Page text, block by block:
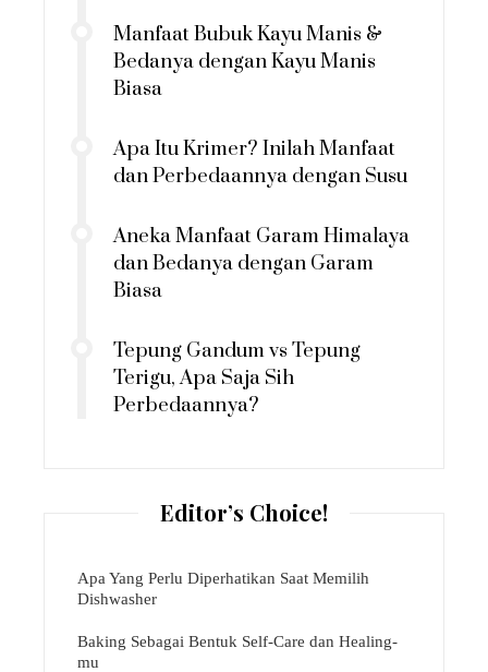
Manfaat Bubuk Kayu Manis &
Bedanya dengan Kayu Manis
Biasa
Apa Itu Krimer? Inilah Manfaat
dan Perbedaannya dengan Susu
Aneka Manfaat Garam Himalaya
dan Bedanya dengan Garam
Biasa
Tepung Gandum vs Tepung
Terigu, Apa Saja Sih
Perbedaannya?
Editor’s Choice!
Apa Yang Perlu Diperhatikan Saat Memilih
Dishwasher
Baking Sebagai Bentuk Self-Care dan Healing-
mu